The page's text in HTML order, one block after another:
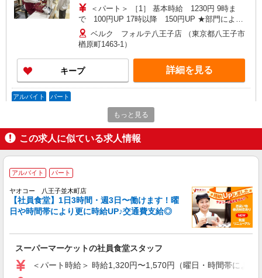
管理） ＜学生アルバイト＞ レジ係（高校生不
可）
＜パート＞ ［1］ 基本時給 1230円 9時ま
で 100円UP 17時以降 150円UP ★部門により
別途手当がつく場合あり ［2］ 9時〜17時 基本
時給1525円 17時〜22時 時給1675円（一律夜間
手当含む） ＜学生アルバイト＞ 17時まで 基本
時給1230円 17時以降 時給1280円（一律夜間手
当含む） ※22時以降は18歳以上（高校生不可）
※22時以降 基本時給より25％UP ★評価制度で
集時間は勤務時間・曜日欄でご確認ください。
ベルク フォルテ八王子店 （東京都八王子市
楢原町1463-1）
キープ 詳細を見る
アルバイト パート
スーパーマーケットの社員食堂スタッフ
＜パート時給＞ 時給1,320円〜1,570円（曜
降：時給1320円〜 16時以降：時給1470円〜 ★土
キープ 詳細を見る
アルバイト パート
＜パート時給＞ 時給1,320円〜1,570円（曜
日・時間帯による） 9時迄：時給1420円〜 9時以
もっと見る
この求人に似ている求人情報
アルバイト パート
ヤオコー 八王子並木町店
【社員食堂】1日3時間・週3日〜働けます！曜
日や時間帯により更に時給UP♪交通費支給◎
スーパーマーケットの社員食堂スタッフ
＜パート時給＞ 時給1,320円〜1,570円（曜日・時間帯によ